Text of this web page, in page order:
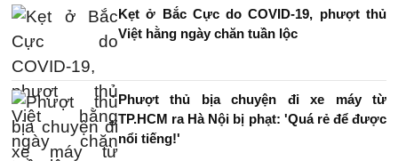
Kẹt ở Bắc Cực do COVID-19, phượt thủ
Việt hằng ngày chăn tuần lộc
Phượt thủ bịa chuyện đi xe máy từ
TP.HCM ra Hà Nội bị phạt: 'Quá rẻ để được
nổi tiếng!'